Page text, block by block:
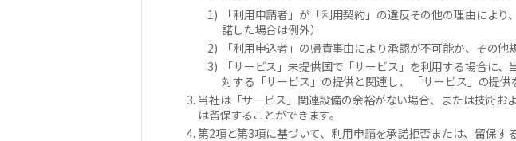
「利用申請者」が「利用契約」の違反その他の理由によ
諾した場合は例外）
「利用申込者」の帰責事由により承認が不可能か、その
「サービス」未提供国で「サービス」を利用する場合に
対する「サービス」の提供と関連し、 「サービス」の提
当社は「サービス」関連設備の余裕がない場合、または技術
は留保することができます。
第2項と第3項に基づいて、利用申請を承諾拒否または、留保す